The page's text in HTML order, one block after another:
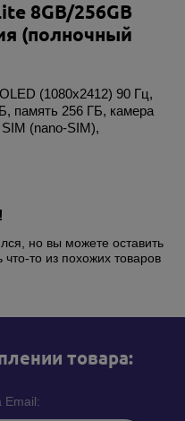
8GB/256GB
(полночный
(1080x2412) 90 Гц,
память 256 ГБ, камера
(nano-SIM),
но вы можете оставить
что-то из похожих товаров
товара:
Email: